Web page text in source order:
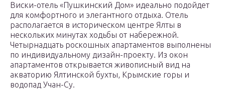
Виски-отель «Пушкинский Дом» идеально подойдет
для комфортного и элегантного отдыха. Отель
располагается в историческом центре Ялты в
нескольких минутах ходьбы от набережной.
Четырнадцать роскошных апартаментов выполнены
по индивидуальному дизайн-проекту. Из окон
апартаментов открывается живописный вид на
акваторию Ялтинской бухты, Крымские горы и
водопад Учан-Су.